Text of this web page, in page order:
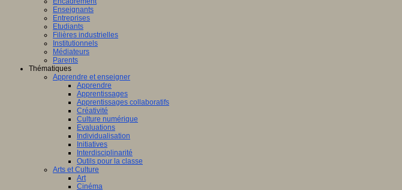
Enseignants
Entreprises
Etudiants
Filières industrielles
Institutionnels
Médiateurs
Parents
Thématiques
Apprendre et enseigner
Apprendre
Apprentissages
Apprentissages collaboratifs
Créativité
Culture numérique
Evaluations
Individualisation
Initiatives
Interdisciplinarité
Outils pour la classe
Arts et Culture
Art
Cinéma